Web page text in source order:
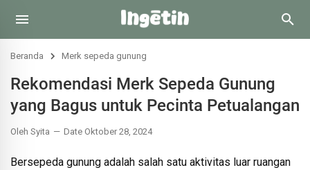
Beranda Merk sepeda gunung
Rekomendasi Merk Sepeda Gunung
yang Bagus untuk Pecinta Petualangan
Oleh Syita Date Oktober 28, 2024
Bersepeda gunung adalah salah satu aktivitas luar ruangan